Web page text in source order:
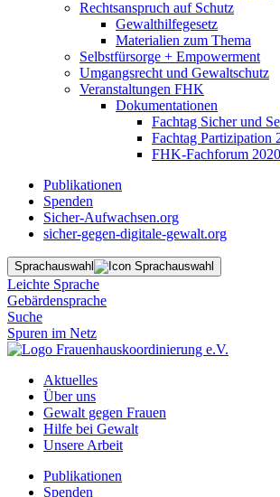
Rechtsanspruch auf Schutz
Gewalthilfegesetz
Materialien zum Thema
Selbstfürsorge + Empowerment
Umgangsrecht und Gewaltschutz
Veranstaltungen FHK
Dokumentationen
Fachtag Sicher und
Fachtag Partizipation
FHK-Fachforum 2020
Publikationen
Spenden
Sicher-Aufwachsen.org
sicher-gegen-digitale-gewalt.org
Sprachauswahl
Leichte Sprache
Gebärdensprache
Suche
Spuren im Netz
Aktuelles
Über uns
Gewalt gegen Frauen
Hilfe bei Gewalt
Unsere Arbeit
Publikationen
Spenden